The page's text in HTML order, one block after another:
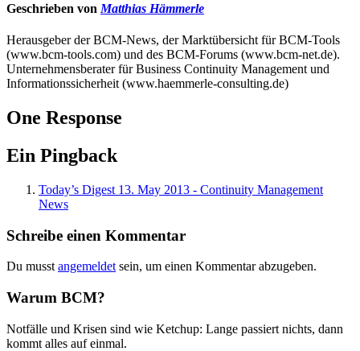
Geschrieben von Matthias Hämmerle
Herausgeber der BCM-News, der Marktübersicht für BCM-Tools
(www.bcm-tools.com) und des BCM-Forums (www.bcm-net.de).
Unternehmensberater für Business Continuity Management und
Informationssicherheit (www.haemmerle-consulting.de)
One Response
Ein Pingback
Today’s Digest 13. May 2013 - Continuity Management
News
Schreibe einen Kommentar
Du musst angemeldet sein, um einen Kommentar abzugeben.
Warum BCM?
Notfälle und Krisen sind wie Ketchup: Lange passiert nichts, dann
kommt alles auf einmal.